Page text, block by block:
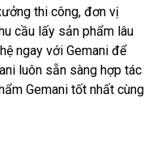
thi công, đơn vị
cầu lấy sản phẩm lâu
ngay với Gemani để
luôn sẵn sàng hợp tác
Gemani tốt nhất cùng